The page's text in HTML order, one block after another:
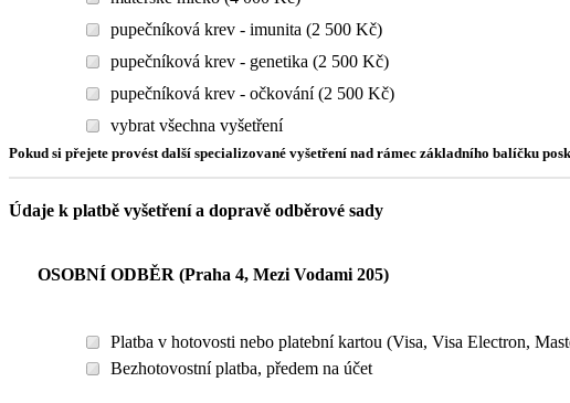
pupečníková krev - imunita (2 500 Kč)
pupečníková krev - genetika (2 500 Kč)
pupečníková krev - očkování (2 500 Kč)
vybrat všechna vyšetření
Pokud si přejete provést další specializované vyšetření nad rámec základního balíčku
Údaje k platbě vyšetření a dopravě odběrové sady
OSOBNÍ ODBĚR (Praha 4, Mezi Vodami 205)
Platba v hotovosti nebo platební kartou (Visa, Visa Electron,
Bezhotovostní platba, předem na účet